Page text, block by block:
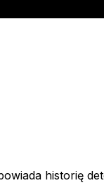
historię